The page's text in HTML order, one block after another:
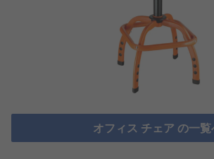
オフィス チェア の一覧